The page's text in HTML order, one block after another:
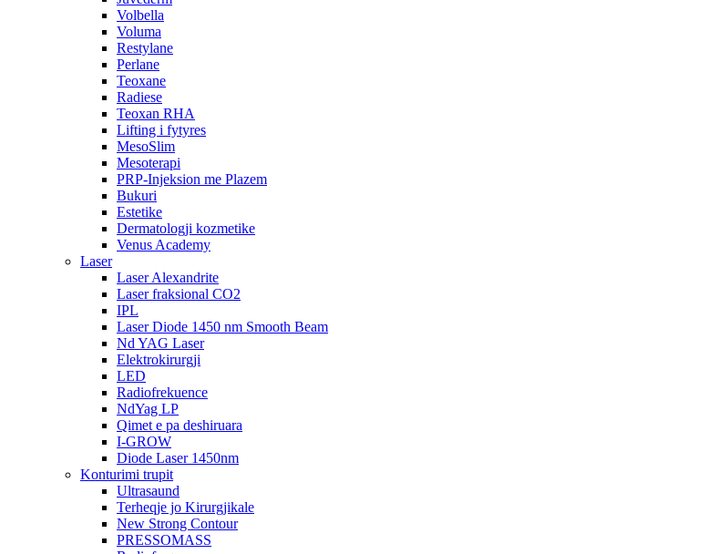
Volbella
Voluma
Restylane
Perlane
Teoxane
Radiese
Teoxan RHA
Lifting i fytyres
MesoSlim
Mesoterapi
PRP-Injeksion me Plazem
Bukuri
Estetike
Dermatologji kozmetike
Venus Academy
Laser
Laser Alexandrite
Laser fraksional CO2
IPL
Laser Diode 1450 nm Smooth Beam
Nd YAG Laser
Elektrokirurgji
LED
Radiofrekuence
NdYag LP
Qimet e pa deshiruara
I-GROW
Diode Laser 1450nm
Konturimi trupit
Ultrasaund
Terheqje jo Kirurgjikale
New Strong Contour
PRESSOMASS